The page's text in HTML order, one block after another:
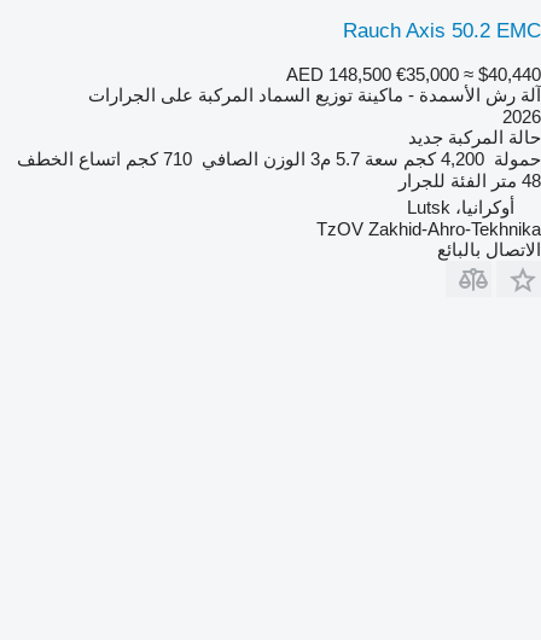
Rauch Axis 50.2 EMC
AED 148,500 €35,000 ≈ $40,440
آلة رش الأسمدة - ماكينة توزيع السماد المركبة على الجرارات
2026
حالة المركبة جديد
حمولة 4,200 كجم سعة 5.7 م3 الوزن الصافي 710 كجم
اتساع الخطف
48 متر
الفئة للجرار
أوكرانيا، Lutsk
TzOV Zakhid-Ahro-Tekhnika
الاتصال بالبائع